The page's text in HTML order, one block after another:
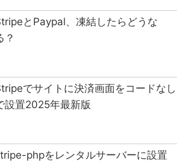
とPaypal、凍結したらどうな
？
でサイトに決済画面をコードなし
設置2025年最新版
phpをレンタルサーバーに設置